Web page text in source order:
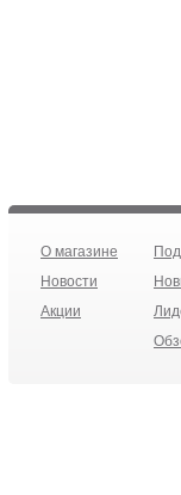
О магазине
Новости
Акции